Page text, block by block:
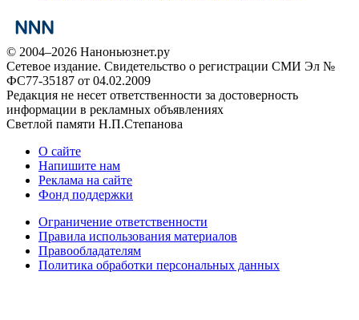
© 2004–2026 Наноньюзнет.ру
Сетевое издание. Свидетельство о регистрации СМИ Эл №
ФС77-35187 от 04.02.2009
Редакция не несет ответственности за достоверность
информации в рекламных объявлениях
Светлой памяти Н.П.Степанова
О сайте
Напишите нам
Реклама на сайте
Фонд поддержки
Ограничение ответственности
Правила использования материалов
Правообладателям
Политика обработки персональных данных